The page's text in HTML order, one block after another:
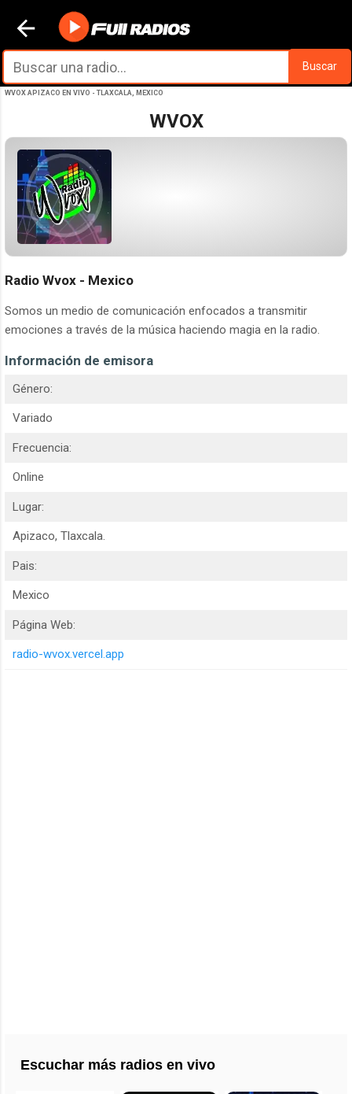
Ir al contenido principal
Buscar
WVOX APIZACO EN VIVO - TLAXCALA, MEXICO
WVOX
Radio Wvox - Mexico
Somos un medio de comunicación enfocados a transmitir
emociones a través de la música haciendo magia en la radio.
Información de emisora
Género:
Variado
Frecuencia:
Online
Lugar:
Apizaco, Tlaxcala.
Pais:
Mexico
Página Web:
radio-wvox.vercel.app
Escuchar más radios en vivo